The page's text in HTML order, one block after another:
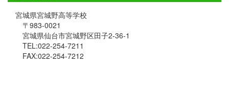
宮城県宮城野高等学校
〒983-0021
宮城県仙台市宮城野区田子2-36-1
TEL:022-254-7211
FAX:022-254-7212